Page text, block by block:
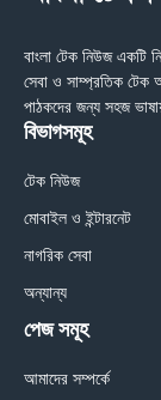
বাংলা টেক নিউজ একটি
সেবা ও সাম্প্রতিক টেক
পাঠকদের জন্য সহজ
বিভাগসমূহ
টেক নিউজ
মোবাইল ও ইন্টারনেট
নাগরিক সেবা
অন্যান্য
পেজ সমূহ
আমাদের সম্পর্কে